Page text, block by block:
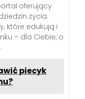
oferujący
życia.
które edukują i
– dla Ciebie, o
piecyk